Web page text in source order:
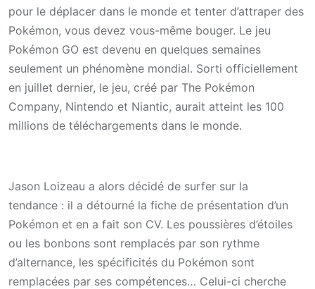
pour le déplacer dans le monde et tenter d’attraper des
Pokémon, vous devez vous-même bouger. Le jeu
Pokémon GO est devenu en quelques semaines
seulement un phénomène mondial. Sorti officiellement
en juillet dernier, le jeu, créé par The Pokémon
Company, Nintendo et Niantic, aurait atteint les 100
millions de téléchargements dans le monde.
Jason Loizeau a alors décidé de surfer sur la
tendance : il a détourné la fiche de présentation d’un
Pokémon et en a fait son CV. Les poussières d’étoiles
ou les bonbons sont remplacés par son rythme
d’alternance, les spécificités du Pokémon sont
remplacées par ses compétences… Celui-ci cherche